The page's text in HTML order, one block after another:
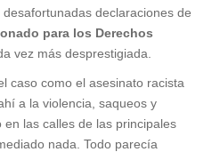
declaraciones de
para los Derechos
vez más desprestigiada.
caso como el asesinato racista
a la violencia, saqueos y
las calles de las principales
nada. Todo parecía